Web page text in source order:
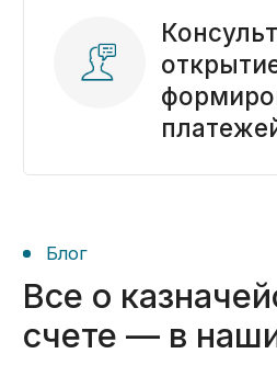
Биография и квалификация ->
Казначейское сопровождение